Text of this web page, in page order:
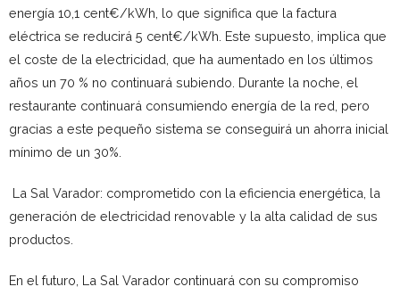
energía 10,1 cent€/kWh, lo que significa que la factura
eléctrica se reducirá 5 cent€/kWh. Este supuesto, implica que
el coste de la electricidad, que ha aumentado en los últimos
años un 70 % no continuará subiendo. Durante la noche, el
restaurante continuará consumiendo energía de la red, pero
gracias a este pequeño sistema se conseguirá un ahorra inicial
mínimo de un 30%.
La Sal Varador: comprometido con la eficiencia energética, la
generación de electricidad renovable y la alta calidad de sus
productos.
En el futuro, La Sal Varador continuará con su compromiso